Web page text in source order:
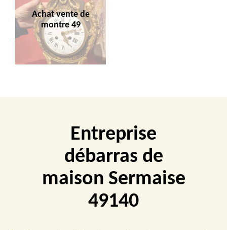
Achat vente de
montre 49
Entreprise
débarras de
maison Sermaise
49140